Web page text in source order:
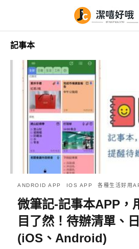
記事本
ANDROID APP IOS APP 各種生活好用
微筆記-記事本APP，
目了然！待辦清單、
(iOS、Android)